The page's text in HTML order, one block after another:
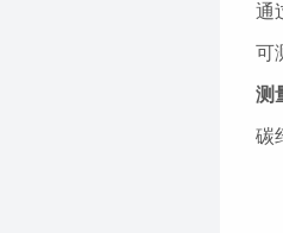
通
可
测
碳